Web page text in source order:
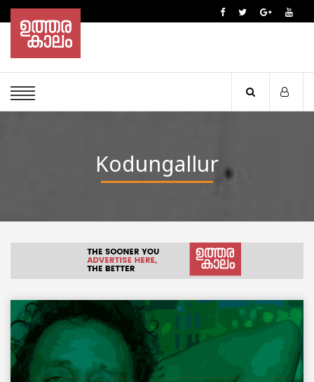
Kodungallur